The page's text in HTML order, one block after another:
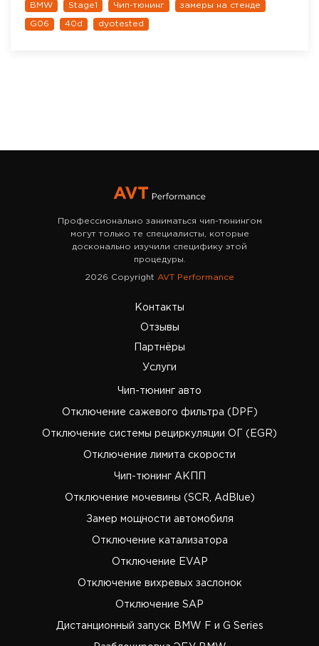
BMW Stage1 Чип-тюнинг замеры на стенде
G06 40d dyotested
Профессионально заниматься чип-тюнингом
могут только те специалисты, которые
досконально изучили специфику этой
процедуры.
2026 Copyright AVT Performance
Услуги
Чип-тюнинг авто
Отключение сажевого фильтра (DPF)
Отключение системы рециркуляции ОГ (EGR)
Отключение лимита скорости
Чип-тюнинг АКПП
Отключение мочевины (SCR, AdBlue)
Замер мощности автомобиля
Отключение катализатора
Отключение EVAP
Отключение вихревых заслонок
Отключение SAP
Дистанционный запуск BMW F и G Series
Партнёры
Отзывы
Контакты